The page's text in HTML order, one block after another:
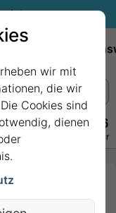
sichern.
228 3875 7256
· Täglich 08–22 Uhr
wir mit
die wir
Cookies sind
dienen